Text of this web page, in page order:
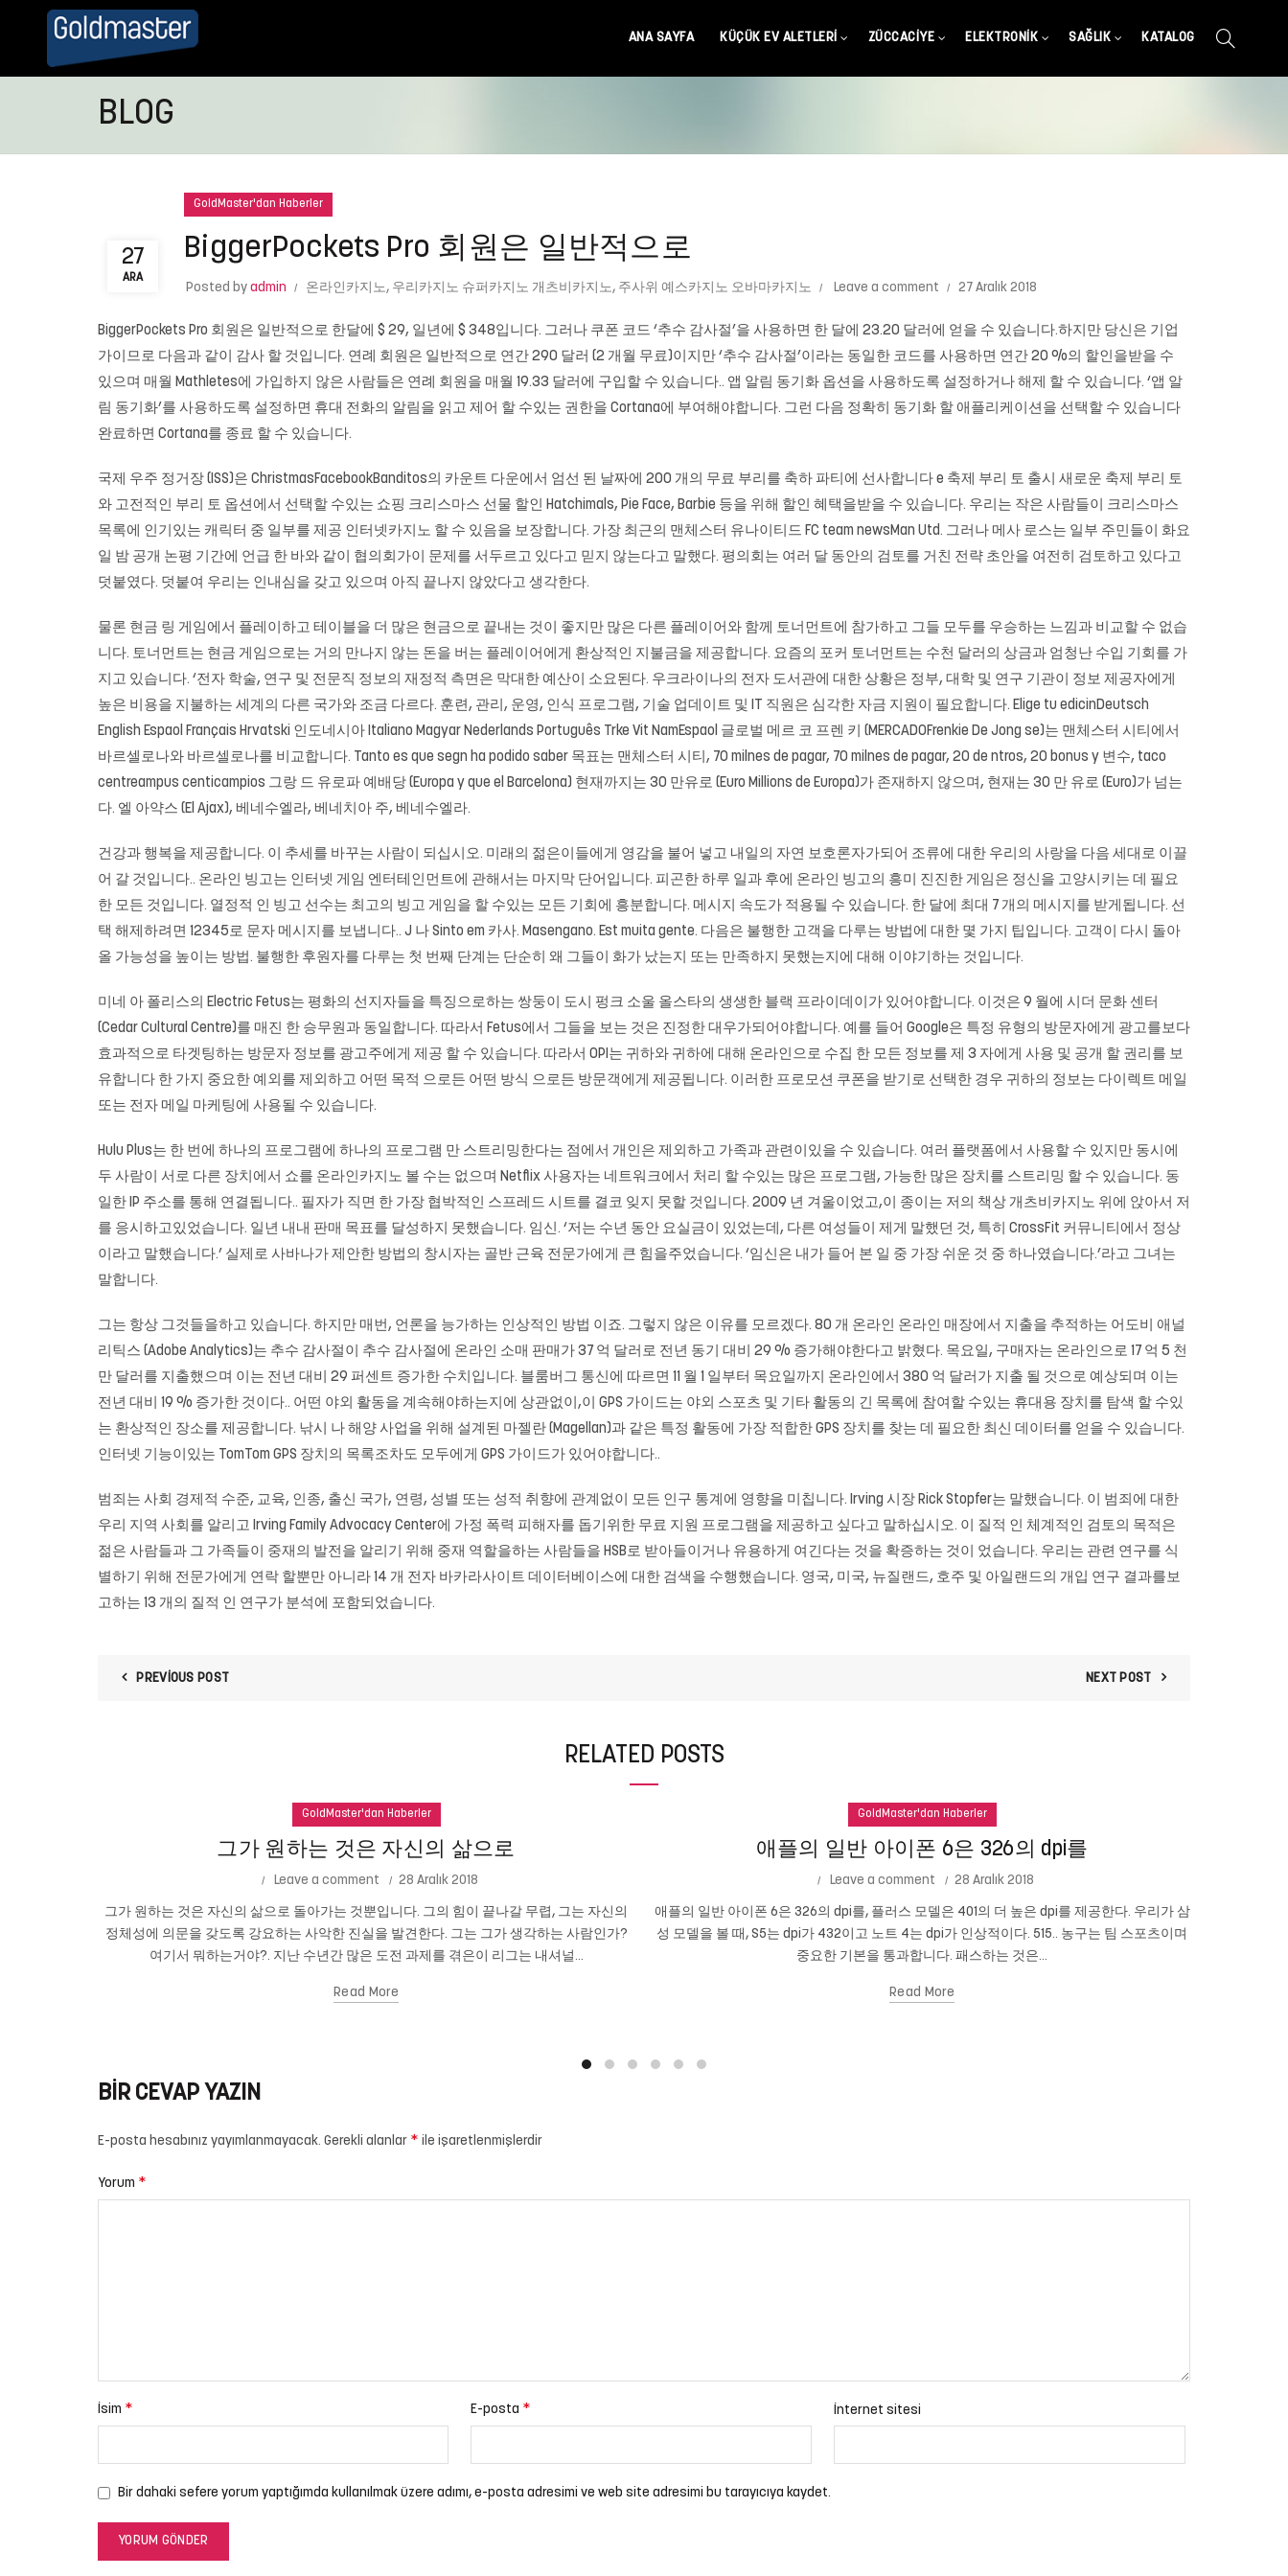
ANA SAYFA KÜÇÜK EV ALETLERI ZÜCCACIYE ELEKTRONIK SAĞLIK KATALOG
BLOG
27
ARA
GoldMaster'dan Haberler
BiggerPockets Pro 회원은 일반적으로
Posted by admin 온라인카지노, 우리카지노 슈퍼카지노 개츠비카지노, 주사위 예스카지노 오바마카지노 Leave a comment 27 Aralık 2018
BiggerPockets Pro 회원은 일반적으로 한달에 $ 29, 일년에 $ 348입니다. 그러나 쿠폰 코드 ‘추수 감사절’을 사용하면 한 달에 23.20 달러에 얻을 수 있습니다.하지만 당신은 기업
가이므로 다음과 같이 감사 할 것입니다. 연례 회원은 일반적으로 연간 290 달러 (2 개월 무료)이지만 ‘추수 감사절’이라는 동일한 코드를 사용하면 연간 20 %의 할인을받을 수
있으며 매월 Mathletes에 가입하지 않은 사람들은 연례 회원을 매월 19.33 달러에 구입할 수 있습니다.. 앱 알림 동기화 옵션을 사용하도록 설정하거나 해제 할 수 있습니다. ‘앱 알
림 동기화’를 사용하도록 설정하면 휴대 전화의 알림을 읽고 제어 할 수있는 권한을 Cortana에 부여해야합니다. 그런 다음 정확히 동기화 할 애플리케이션을 선택할 수 있습니다
완료하면 Cortana를 종료 할 수 있습니다.
국제 우주 정거장 (ISS)은 ChristmasFacebookBanditos의 카운트 다운에서 엄선 된 날짜에 200 개의 무료 부리를 축하 파티에 선사합니다 e 축제 부리 토 출시 새로운 축제 부리 토
와 고전적인 부리 토 옵션에서 선택할 수있는 쇼핑 크리스마스 선물 할인 Hatchimals, Pie Face, Barbie 등을 위해 할인 혜택을받을 수 있습니다. 우리는 작은 사람들이 크리스마스
목록에 인기있는 캐릭터 중 일부를 제공 인터넷카지노 할 수 있음을 보장합니다. 가장 최근의 맨체스터 유나이티드 FC team newsMan Utd. 그러나 메사 로스는 일부 주민들이 화요
일 밤 공개 논평 기간에 언급 한 바와 같이 협의회가이 문제를 서두르고 있다고 믿지 않는다고 말했다. 평의회는 여러 달 동안의 검토를 거친 전략 초안을 여전히 검토하고 있다고
덧붙였다. 덧붙여 우리는 인내심을 갖고 있으며 아직 끝나지 않았다고 생각한다.
물론 현금 링 게임에서 플레이하고 테이블을 더 많은 현금으로 끝내는 것이 좋지만 많은 다른 플레이어와 함께 토너먼트에 참가하고 그들 모두를 우승하는 느낌과 비교할 수 없습
니다. 토너먼트는 현금 게임으로는 거의 만나지 않는 돈을 버는 플레이어에게 환상적인 지불금을 제공합니다. 요즘의 포커 토너먼트는 수천 달러의 상금과 엄청난 수입 기회를 가
지고 있습니다. ‘전자 학술, 연구 및 전문직 정보의 재정적 측면은 막대한 예산이 소요된다. 우크라이나의 전자 도서관에 대한 상황은 정부, 대학 및 연구 기관이 정보 제공자에게
높은 비용을 지불하는 세계의 다른 국가와 조금 다르다. 훈련, 관리, 운영, 인식 프로그램, 기술 업데이트 및 IT 직원은 심각한 자금 지원이 필요합니다. Elige tu edicinDeutsch
English Espaol Français Hrvatski 인도네시아 Italiano Magyar Nederlands Português Trke Vit NamEspaol 글로벌 메르 코 프렌 키 (MERCADOFrenkie De Jong se)는 맨체스터 시티에서
바르셀로나와 바르셀로나를 비교합니다. Tanto es que segn ha podido saber 목표는 맨체스터 시티, 70 milnes de pagar, 70 milnes de pagar, 20 de ntros, 20 bonus y 변수, taco
centreampus centicampios 그랑 드 유로파 예배당 (Europa y que el Barcelona) 현재까지는 30 만유로 (Euro Millions de Europa)가 존재하지 않으며, 현재는 30 만 유로 (Euro)가 넘는
다. 엘 아약스 (El Ajax), 베네수엘라, 베네치아 주, 베네수엘라.
건강과 행복을 제공합니다. 이 추세를 바꾸는 사람이 되십시오. 미래의 젊은이들에게 영감을 불어 넣고 내일의 자연 보호론자가되어 조류에 대한 우리의 사랑을 다음 세대로 이끌
어 갈 것입니다.. 온라인 빙고는 인터넷 게임 엔터테인먼트에 관해서는 마지막 단어입니다. 피곤한 하루 일과 후에 온라인 빙고의 흥미 진진한 게임은 정신을 고양시키는 데 필요
한 모든 것입니다. 열정적 인 빙고 선수는 최고의 빙고 게임을 할 수있는 모든 기회에 흥분합니다. 메시지 속도가 적용될 수 있습니다. 한 달에 최대 7 개의 메시지를 받게됩니다. 선
택 해제하려면 12345로 문자 메시지를 보냅니다.. J 나 Sinto em 카사. Masengano. Est muita gente. 다음은 불행한 고객을 다루는 방법에 대한 몇 가지 팁입니다. 고객이 다시 돌아
올 가능성을 높이는 방법. 불행한 후원자를 다루는 첫 번째 단계는 단순히 왜 그들이 화가 났는지 또는 만족하지 못했는지에 대해 이야기하는 것입니다.
미네 아 폴리스의 Electric Fetus는 평화의 선지자들을 특징으로하는 쌍둥이 도시 펑크 소울 올스타의 생생한 블랙 프라이데이가 있어야합니다. 이것은 9 월에 시더 문화 센터
(Cedar Cultural Centre)를 매진 한 승무원과 동일합니다. 따라서 Fetus에서 그들을 보는 것은 진정한 대우가되어야합니다. 예를 들어 Google은 특정 유형의 방문자에게 광고를보다
효과적으로 타겟팅하는 방문자 정보를 광고주에게 제공 할 수 있습니다. 따라서 OPI는 귀하와 귀하에 대해 온라인으로 수집 한 모든 정보를 제 3 자에게 사용 및 공개 할 권리를 보
유합니다 한 가지 중요한 예외를 제외하고 어떤 목적 으로든 어떤 방식 으로든 방문객에게 제공됩니다. 이러한 프로모션 쿠폰을 받기로 선택한 경우 귀하의 정보는 다이렉트 메일
또는 전자 메일 마케팅에 사용될 수 있습니다.
Hulu Plus는 한 번에 하나의 프로그램에 하나의 프로그램 만 스트리밍한다는 점에서 개인은 제외하고 가족과 관련이있을 수 있습니다. 여러 플랫폼에서 사용할 수 있지만 동시에
두 사람이 서로 다른 장치에서 쇼를 온라인카지노 볼 수는 없으며 Netflix 사용자는 네트워크에서 처리 할 수있는 많은 프로그램, 가능한 많은 장치를 스트리밍 할 수 있습니다. 동
일한 IP 주소를 통해 연결됩니다.. 필자가 직면 한 가장 협박적인 스프레드 시트를 결코 잊지 못할 것입니다. 2009 년 겨울이었고,이 종이는 저의 책상 개츠비카지노 위에 앉아서 저
를 응시하고있었습니다. 일년 내내 판매 목표를 달성하지 못했습니다. 임신. ‘저는 수년 동안 요실금이 있었는데, 다른 여성들이 제게 말했던 것, 특히 CrossFit 커뮤니티에서 정상
이라고 말했습니다.’ 실제로 사바나가 제안한 방법의 창시자는 골반 근육 전문가에게 큰 힘을주었습니다. ‘임신은 내가 들어 본 일 중 가장 쉬운 것 중 하나였습니다.’라고 그녀는
말합니다.
그는 항상 그것들을하고 있습니다. 하지만 매번, 언론을 능가하는 인상적인 방법 이죠. 그렇지 않은 이유를 모르겠다. 80 개 온라인 온라인 매장에서 지출을 추적하는 어도비 애널
리틱스 (Adobe Analytics)는 추수 감사절이 추수 감사절에 온라인 소매 판매가 37 억 달러로 전년 동기 대비 29 % 증가해야한다고 밝혔다. 목요일, 구매자는 온라인으로 17 억 5 천
만 달러를 지출했으며 이는 전년 대비 29 퍼센트 증가한 수치입니다. 블룸버그 통신에 따르면 11 월 1 일부터 목요일까지 온라인에서 380 억 달러가 지출 될 것으로 예상되며 이는
전년 대비 19 % 증가한 것이다.. 어떤 야외 활동을 계속해야하는지에 상관없이,이 GPS 가이드는 야외 스포츠 및 기타 활동의 긴 목록에 참여할 수있는 휴대용 장치를 탐색 할 수있
는 환상적인 장소를 제공합니다. 낚시 나 해양 사업을 위해 설계된 마젤란 (Magellan)과 같은 특정 활동에 가장 적합한 GPS 장치를 찾는 데 필요한 최신 데이터를 얻을 수 있습니다.
인터넷 기능이있는 TomTom GPS 장치의 목록조차도 모두에게 GPS 가이드가 있어야합니다..
범죄는 사회 경제적 수준, 교육, 인종, 출신 국가, 연령, 성별 또는 성적 취향에 관계없이 모든 인구 통계에 영향을 미칩니다. Irving 시장 Rick Stopfer는 말했습니다. 이 범죄에 대한
우리 지역 사회를 알리고 Irving Family Advocacy Center에 가정 폭력 피해자를 돕기위한 무료 지원 프로그램을 제공하고 싶다고 말하십시오. 이 질적 인 체계적인 검토의 목적은
젊은 사람들과 그 가족들이 중재의 발전을 알리기 위해 중재 역할을하는 사람들을 HSB로 받아들이거나 유용하게 여긴다는 것을 확증하는 것이 었습니다. 우리는 관련 연구를 식
별하기 위해 전문가에게 연락 할뿐만 아니라 14 개 전자 바카라사이트 데이터베이스에 대한 검색을 수행했습니다. 영국, 미국, 뉴질랜드, 호주 및 아일랜드의 개입 연구 결과를보
고하는 13 개의 질적 인 연구가 분석에 포함되었습니다.
PREVIOUS POST NEXT POST
RELATED POSTS
GoldMaster'dan Haberler
그가 원하는 것은 자신의 삶으로
Leave a comment 28 Aralık 2018
그가 원하는 것은 자신의 삶으로 돌아가는 것뿐입니다. 그의 힘이 끝나갈 무렵, 그는 자신의
정체성에 의문을 갖도록 강요하는 사악한 진실을 발견한다. 그는 그가 생각하는 사람인가?
여기서 뭐하는거야?. 지난 수년간 많은 도전 과제를 겪은이 리그는 내셔널...
Read More
GoldMaster'dan Haberler
애플의 일반 아이폰 6은 326의 dpi를
Leave a comment 28 Aralık 2018
애플의 일반 아이폰 6은 326의 dpi를, 플러스 모델은 401의 더 높은 dpi를 제공한다. 우리가 삼
성 모델을 볼 때, S5는 dpi가 432이고 노트 4는 dpi가 인상적이다. 515.. 농구는 팀 스포츠이며
중요한 기본을 통과합니다. 패스하는 것은...
Read More
BIR CEVAP YAZIN
E-posta hesabınız yayımlanmayacak. Gerekli alanlar * ile işaretlenmişlerdir
Yorum *
İsim * E-posta * İnternet sitesi
Bir dahaki sefere yorum yaptığımda kullanılmak üzere adımı, e-posta adresimi ve web site adresimi bu tarayıcıya kaydet.